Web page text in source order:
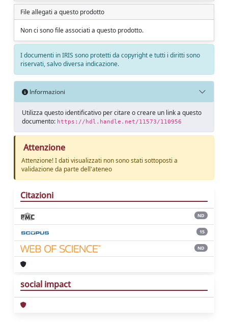
File allegati a questo prodotto
Non ci sono file associati a questo prodotto.
I documenti in IRIS sono protetti da copyright e tutti i diritti sono
riservati, salvo diversa indicazione.
Informazioni
Utilizza questo identificativo per citare o creare un link a questo
documento: https://hdl.handle.net/11573/110956
Attenzione
Attenzione! I dati visualizzati non sono stati sottoposti a
validazione da parte dell'ateneo
Citazioni
ND
15
ND
social impact